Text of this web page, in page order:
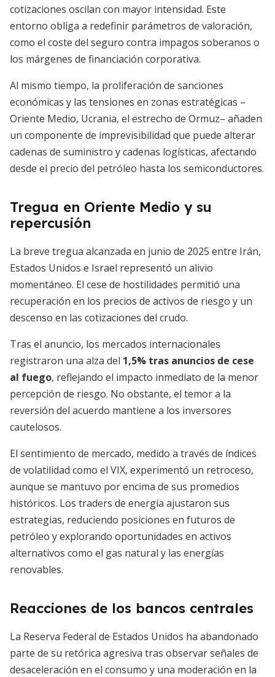
cotizaciones oscilan con mayor intensidad. Este
entorno obliga a redefinir parámetros de valoración,
como el coste del seguro contra impagos soberanos o
los márgenes de financiación corporativa.
Al mismo tiempo, la proliferación de sanciones
económicas y las tensiones en zonas estratégicas –
Oriente Medio, Ucrania, el estrecho de Ormuz– añaden
un componente de imprevisibilidad que puede alterar
cadenas de suministro y cadenas logísticas, afectando
desde el precio del petróleo hasta los semiconductores.
Tregua en Oriente Medio y su
repercusión
La breve tregua alcanzada en junio de 2025 entre Irán,
Estados Unidos e Israel representó un alivio
momentáneo. El cese de hostilidades permitió una
recuperación en los precios de activos de riesgo y un
descenso en las cotizaciones del crudo.
Tras el anuncio, los mercados internacionales
registraron una alza del 1,5% tras anuncios de cese
al fuego, reflejando el impacto inmediato de la menor
percepción de riesgo. No obstante, el temor a la
reversión del acuerdo mantiene a los inversores
cautelosos.
El sentimiento de mercado, medido a través de índices
de volatilidad como el VIX, experimentó un retroceso,
aunque se mantuvo por encima de sus promedios
históricos. Los traders de energía ajustaron sus
estrategias, reduciendo posiciones en futuros de
petróleo y explorando oportunidades en activos
alternativos como el gas natural y las energías
renovables.
Reacciones de los bancos centrales
La Reserva Federal de Estados Unidos ha abandonado
parte de su retórica agresiva tras observar señales de
desaceleración en el consumo y una moderación en la